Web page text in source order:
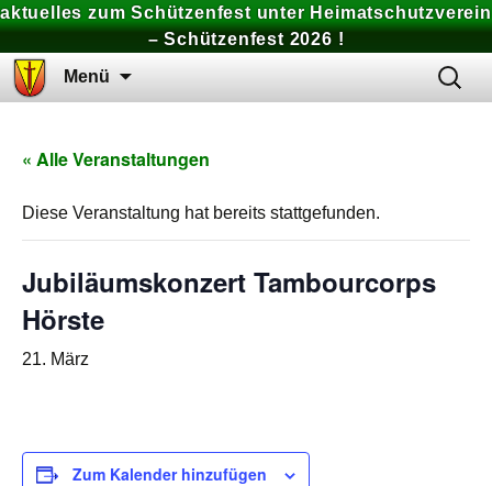
aktuelles zum Schützenfest unter Heimatschutzverein
– Schützenfest 2026 !
Menü
Suchen
nach:
« Alle Veranstaltungen
Diese Veranstaltung hat bereits stattgefunden.
Jubiläumskonzert Tambourcorps
Hörste
21. März
Zum Kalender hinzufügen